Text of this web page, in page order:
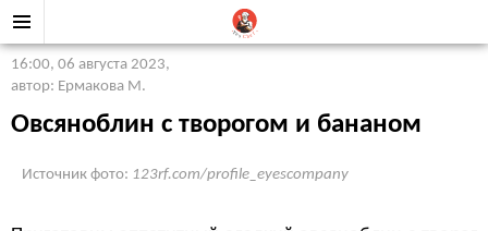
16:00, 06 августа 2023,
автор: Ермакова М.
Овсяноблин с творогом и бананом
Источник фото: 123rf.com/profile_eyescompany